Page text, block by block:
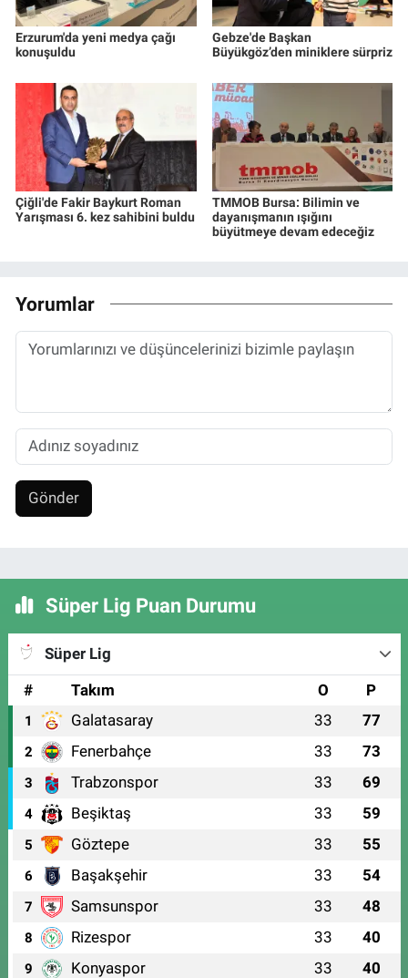
Erzurum'da yeni medya çağı
konuşuldu
Gebze'de Başkan
Büyükgöz’den miniklere sürpriz
Çiğli'de Fakir Baykurt Roman
Yarışması 6. kez sahibini buldu
TMMOB Bursa: Bilimin ve
dayanışmanın ışığını
büyütmeye devam edeceğiz
Yorumlar
Gönder
Süper Lig Puan Durumu
Süper Lig
#
Takım O P
1 Galatasaray 33 77
2 Fenerbahçe 33 73
3 Trabzonspor 33 69
4 Beşiktaş 33 59
5 Göztepe 33 55
6 Başakşehir 33 54
7 Samsunspor 33 48
8 Rizespor 33 40
9 Konyaspor 33 40